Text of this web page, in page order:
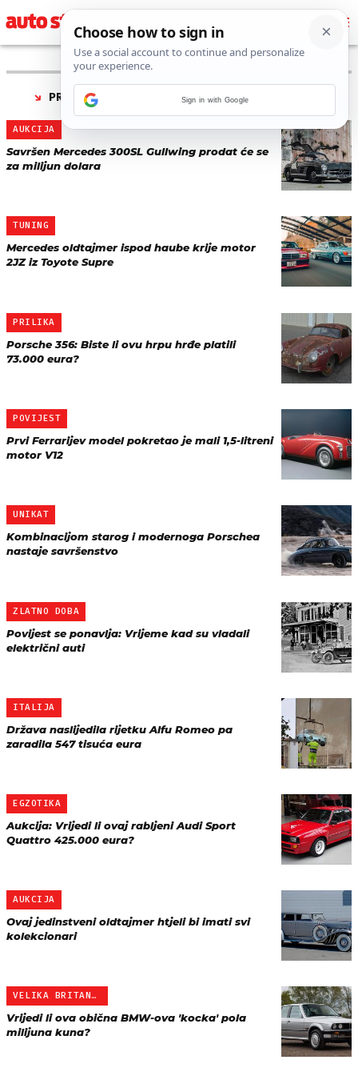
PRONAĐENO 70 REZULTATA ZA TAG “
AUKCIJA
Savršen Mercedes 300SL Gullwing prodat će se
za milijun dolara
TUNING
Mercedes oldtajmer ispod haube krije motor
2JZ iz Toyote Supre
PRILIKA
Porsche 356: Biste li ovu hrpu hrđe platili
73.000 eura?
POVIJEST
Prvi Ferrarijev model pokretao je mali 1,5-litreni
motor V12
UNIKAT
Kombinacijom starog i modernoga Porschea
nastaje savršenstvo
ZLATNO DOBA
Povijest se ponavlja: Vrijeme kad su vladali
električni auti
ITALIJA
Država naslijedila rijetku Alfu Romeo pa
zaradila 547 tisuća eura
EGZOTIKA
Aukcija: Vrijedi li ovaj rabljeni Audi Sport
Quattro 425.000 eura?
AUKCIJA
Ovaj jedinstveni oldtajmer htjeli bi imati svi
kolekcionari
VELIKA BRITANIJA
Vrijedi li ova obična BMW-ova 'kocka' pola
milijuna kuna?
Sign in with Google